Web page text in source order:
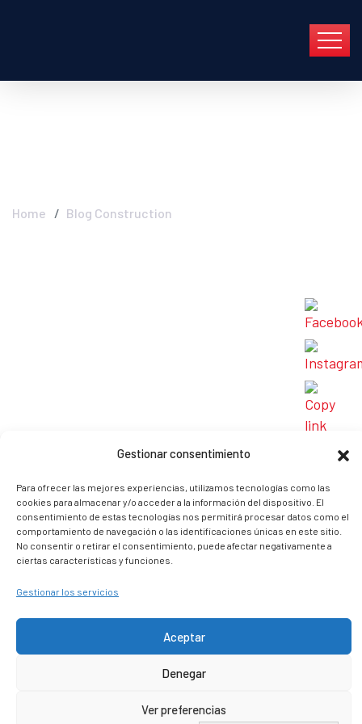
Gestionar consentimiento
Para ofrecer las mejores experiencias, utilizamos tecnologías como las
cookies para almacenar y/o acceder a la información del dispositivo. El
consentimiento de estas tecnologías nos permitirá procesar datos como el
comportamiento de navegación o las identificaciones únicas en este sitio.
No consentir o retirar el consentimiento, puede afectar negativamente a
ciertas características y funciones.
Gestionar los servicios
Aceptar
Denegar
Ver preferencias
Home Blog Construction